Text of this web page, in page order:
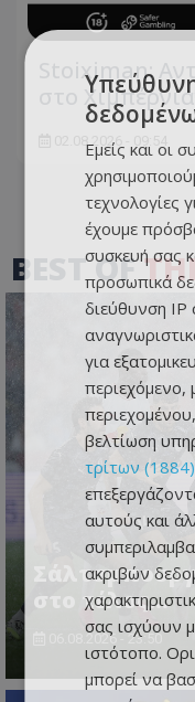
Stoiximan:
στο
02.08.2026 - 09:54
BEST OF
στο τέλος...
06.08.2026 - 23:50
Εμείς και οι
τεχνολογίες
έχουμε
συσκευή σας
προσωπικά
διεύθυνση IP
για
περιεχόμενο,
βελτίωση
τρίτων (1884)
αυτούς και
ακριβών
σας ισχύουν
ιστότοπο.
μπορεί να